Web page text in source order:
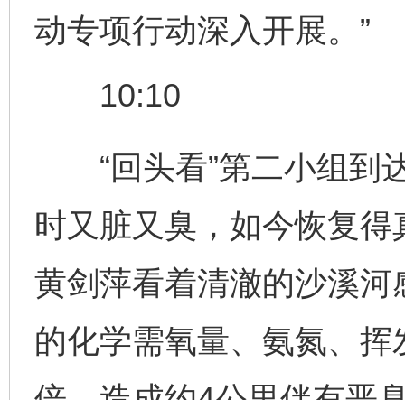
动专项行动深入开展。”
10:10
“回头看”第二小组到
时又脏又臭，如今恢复
黄剑萍看着清澈的沙溪
的化学需氧量、氨氮、